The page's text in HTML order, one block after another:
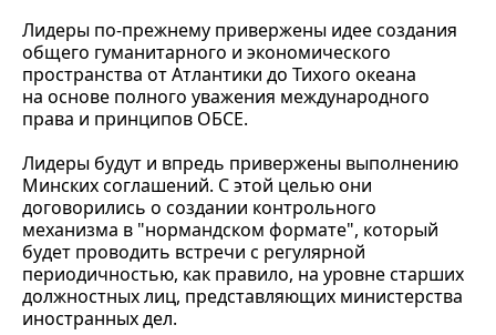
Лидеры по-прежнему привержены идее создания
общего гуманитарного и экономического
пространства от Атлантики до Тихого океана
на основе полного уважения международного
права и принципов ОБСЕ.
Лидеры будут и впредь привержены выполнению
Минских соглашений. С этой целью они
договорились о создании контрольного
механизма в "нормандском формате", который
будет проводить встречи с регулярной
периодичностью, как правило, на уровне старших
должностных лиц, представляющих министерства
иностранных дел.